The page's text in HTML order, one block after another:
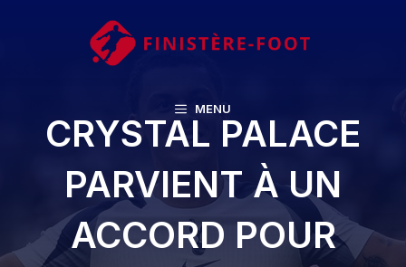
MENU
CRYSTAL PALACE
PARVIENT À UN
ACCORD POUR